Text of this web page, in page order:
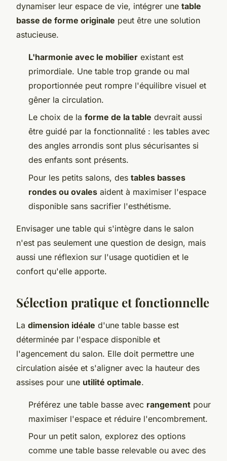
dynamiser leur espace de vie, intégrer une table
basse de forme originale peut être une solution
astucieuse.
L'harmonie avec le mobilier existant est
primordiale. Une table trop grande ou mal
proportionnée peut rompre l'équilibre visuel et
gêner la circulation.
Le choix de la forme de la table devrait aussi
être guidé par la fonctionnalité : les tables avec
des angles arrondis sont plus sécurisantes si
des enfants sont présents.
Pour les petits salons, des tables basses
rondes ou ovales aident à maximiser l'espace
disponible sans sacrifier l'esthétisme.
Envisager une table qui s'intègre dans le salon
n'est pas seulement une question de design, mais
aussi une réflexion sur l'usage quotidien et le
confort qu'elle apporte.
Sélection pratique et fonctionnelle
La dimension idéale d'une table basse est
déterminée par l'espace disponible et
l'agencement du salon. Elle doit permettre une
circulation aisée et s'aligner avec la hauteur des
assises pour une utilité optimale.
Préférez une table basse avec rangement pour
maximiser l'espace et réduire l'encombrement.
Pour un petit salon, explorez des options
comme une table basse relevable ou avec des